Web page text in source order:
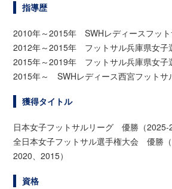
指導歴
2010年～2015年 SWHレディースフッ
2012年～2015年 フットサル兵庫県女
2015年～2019年 フットサル兵庫県女
2015年～ SWHレディース西宮フット
獲得タイトル
日本女子フットサルリーグ 優勝（2025-
全日本女子フットサル選手権大会 優勝（
2020、2015）
資格